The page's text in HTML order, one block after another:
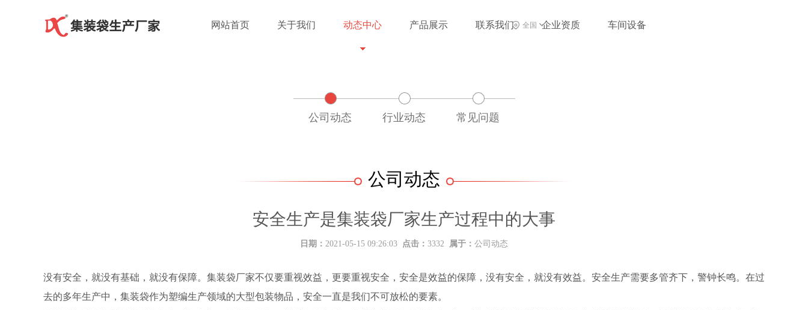
网站首页 关于我们 动态中心 产品展示 联系我们 企业资质 车间设备
全国
公司动态 行业动态 常见问题
公司动态
安全生产是集装袋厂家生产过程中的大事
日期： 2021-05-15 09:26:03 点击： 3332 属于： 公司动态
没有安全，就没有基础，就没有保障。集装袋厂家不仅要重视效益，更要重视安全，安全是效益的保障，没有安全，就没有效益。安全生产需要多管齐下，警钟长鸣。在过
去的多年生产中，集装袋作为塑编生产领域的大型包装物品，安全一直是我们不可放松的要素。